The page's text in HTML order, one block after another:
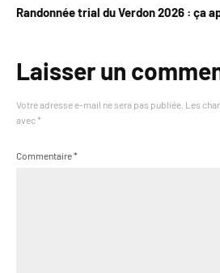
Randonnée trial du Verdon 2026 : ça
Laisser un
Votre adresse e-mail ne sera pas publiée. Les
avec *
Commentaire*